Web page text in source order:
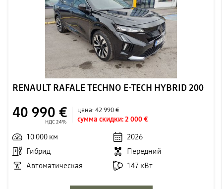
RENAULT RAFALE TECHNO E-TECH HYBRID 200
40 990 €
НДС 24%
цена:42 990 €
сумма скидки:2 000 €
10 000 км
2026
Гибрид
Передний
Автоматическая
147 кВт